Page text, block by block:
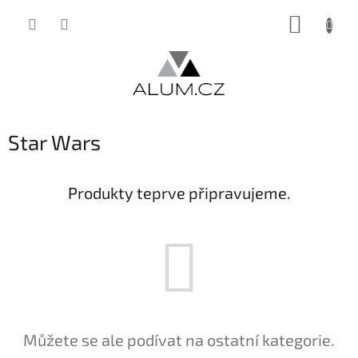
Star Wars
Produkty teprve připravujeme.
Můžete se ale podívat na ostatní kategorie.